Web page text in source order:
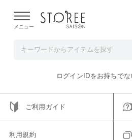
よる配送遅延が発生しております。
メニュー
ご指定のアイテムは取り扱い終了
トップへ戻る
ログインIDをお持ちで
ご利用ガイド
利用規約